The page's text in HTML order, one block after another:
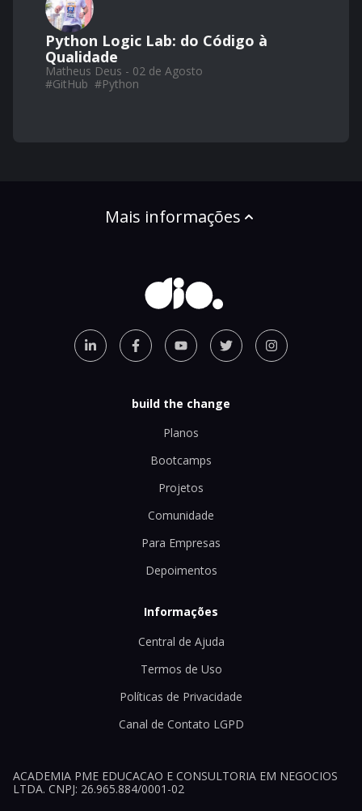
Python Logic Lab: do Código à
Qualidade
Matheus Deus - 02 de Agosto
#GitHub #Python
Mais informações
build the change
Planos
Bootcamps
Projetos
Comunidade
Para Empresas
Depoimentos
Informações
Central de Ajuda
Termos de Uso
Políticas de Privacidade
Canal de Contato LGPD
ACADEMIA PME EDUCACAO E CONSULTORIA EM NEGOCIOS
LTDA. CNPJ: 26.965.884/0001-02